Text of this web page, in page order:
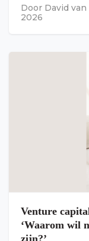
Door David van
2026
Venture
‘Waarom wil